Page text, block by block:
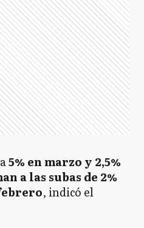
5% en marzo y 2,5%
a las subas de 2%
, indicó el